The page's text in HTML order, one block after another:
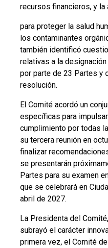
recursos financieros, y
para proteger la salud
los contaminantes
también identificó
relativas a la
por parte de 23 Partes y
resolución.
El Comité acordó un
específicas para
cumplimiento por todas
su tercera reunión en
finalizar
se presentarán
Partes para su examen
que se celebrará en
abril de 2027.
La Presidenta del
subrayó el carácter
primera vez, el Comité